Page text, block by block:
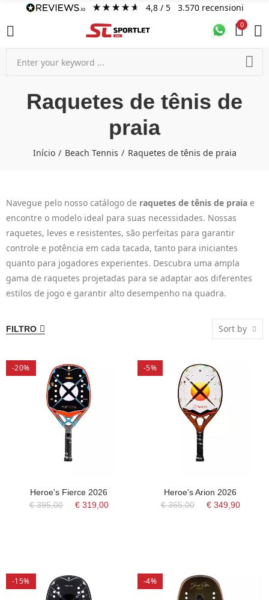
4,8/ 5 3.570 recensioni
0
Raquetes de tênis de
praia
Início Beach Tennis Raquetes de tênis de praia
Navegue pelo nosso catálogo de raquetes de tênis de praia e
encontre o modelo ideal para suas necessidades. Nossas
raquetes, leves e resistentes, são perfeitas para garantir
controle e potência em cada tacada, tanto para iniciantes
quanto para jogadores experientes. Descubra uma ampla
gama de raquetes projetadas para se adaptar aos diferentes
estilos de jogo e garantir alto desempenho na quadra.
FILTRO Sort by
-20%
Heroe's Fierce 2026
€ 395,00
€ 319,00
-5%
Heroe's Arion 2026
€ 365,00
€ 349,90
-15% -4%